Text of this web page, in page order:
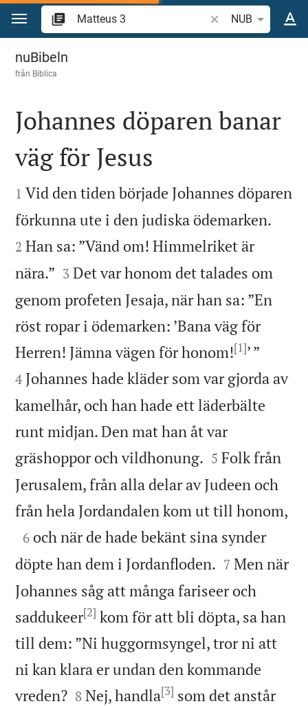
Hoppa till innehåll
Sök bibelvers eller
NUB
Matteus 3
nuBibeln
från Biblica

Johannes döparen banar
väg för Jesus

1 Vid den tiden började Johannes döparen
förkunna ute i den judiska ödemarken.
2 Han sa: ”Vänd om! Himmelriket är
nära.” 

3 Det var honom det talades om
genom profeten Jesaja, när han sa: ”En
röst ropar i ödemarken: ’Bana väg för
Herren! Jämna vägen för honom![1]’ ”
4 Johannes hade kläder som var gjorda av
kamelhår, och han hade ett läderbälte
runt midjan. Den mat han åt var
gräshoppor och vildhonung. 

5 Folk från
Jerusalem, från alla delar av Judeen och
från hela Jordandalen kom ut till honom,

6 och när de hade bekänt sina synder
döpte han dem i Jordanfloden. 

7 Men när
Johannes såg att många fariseer och
saddukeer[2] kom för att bli döpta, sa han
till dem: ”Ni huggormsyngel, tror ni att
ni kan klara er undan den kommande
vreden?
8 Nej, handla[3] som det anstår